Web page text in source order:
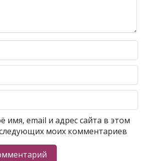
имя, email и адрес сайта в этом
моих комментариев